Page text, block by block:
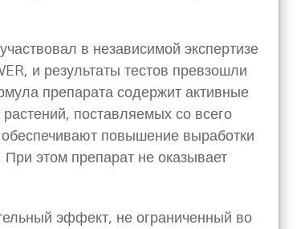
в независимой экспертизе
и результаты тестов превзошли
препарата содержит активные
поставляемых со всего
повышение выработки
При этом препарат не оказывает
эффект, не ограниченный во